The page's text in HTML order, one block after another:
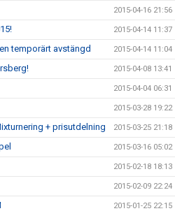
2015-04-16 21:56
2015-04-14 11:37
temporärt avstängd 2015-04-14 11:04
2015-04-08 13:41
2015-04-04 06:31
2015-03-28 19:22
+ prisutdelning 2015-03-25 21:18
2015-03-16 05:02
2015-02-18 18:13
2015-02-09 22:24
2015-01-25 22:15